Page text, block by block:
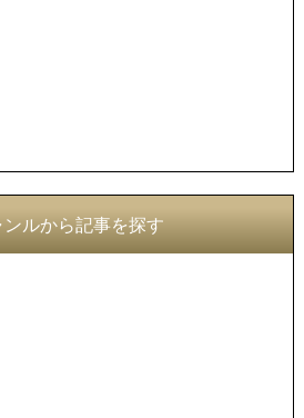
ンルから記事を探す